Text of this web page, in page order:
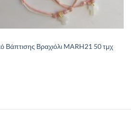
Βάπτισης Βραχιόλι MARH21 50 τμχ